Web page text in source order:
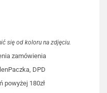
się od koloru na zdjęciu.
zamówienia
DPD
powyżej 180zł